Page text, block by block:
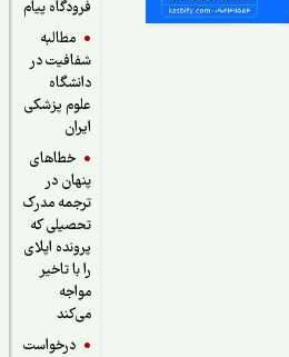
فرودگاه پیام
مطالبه
شفافیت در
دانشگاه
علوم پزشکی
خطاهای
پنهان در
ترجمه مدرک
تحصیلی که
پرونده اپلای
را با تاخیر
درخواست